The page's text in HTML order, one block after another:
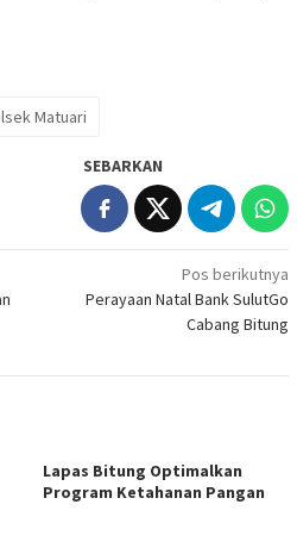
Matuari
SEBARKAN
Pos berikutnya
Perayaan Natal Bank SulutGo
Cabang Bitung
Lapas Bitung Optimalkan
Program Ketahanan Pangan